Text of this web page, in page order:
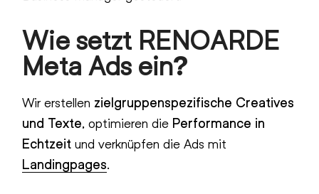
Wie setzt RENOARDE
Meta Ads ein?
Wir erstellen zielgruppenspezifische Creatives
und Texte, optimieren die Performance in
Echtzeit und verknüpfen die Ads mit
Landingpages.